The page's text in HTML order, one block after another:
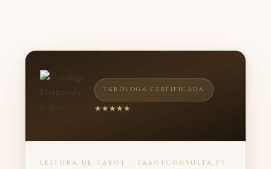
TARÓLOGA CERTIFICADA
★★★★★
LEITURA DE TAROT · TAROTCONSULTA.PT